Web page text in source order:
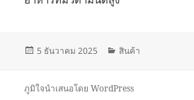
เขียน
5 ธันวาคม 2025
หมวด
สินค้า
ภูมิใจนำเสนอโดย WordPress